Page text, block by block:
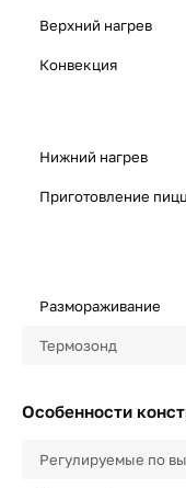
Верхний нагрев
Конвекция
Нижний нагрев
Приготовление
Размораживание
Термозонд
Особенности
Регулируемые по